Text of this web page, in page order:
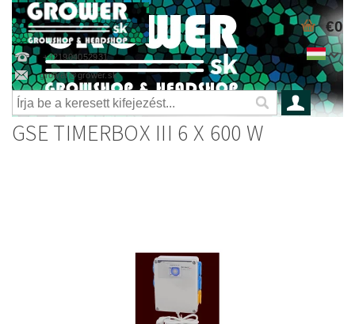
+421904052931
grower@grower.sk
€0
GSE TIMERBOX III 6 X 600 W